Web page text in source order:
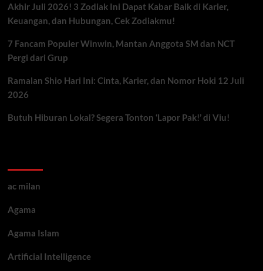
Akhir Juli 2026! 3 Zodiak Ini Dapat Kabar Baik di Karier,
Keuangan, dan Hubungan, Cek Zodiakmu!
7 Fancam Populer Winwin, Mantan Anggota SM dan NCT
Pergi dari Grup
Ramalan Shio Hari Ini: Cinta, Karier, dan Nomor Hoki 12 Juli
2026
Butuh Hiburan Lokal? Segera Tonton ‘Lapor Pak!’ di Viu!
ac milan
Agama
Agama Islam
Artificial Intelligence